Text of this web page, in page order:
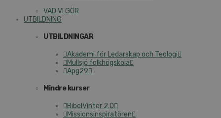
VAD VI GÖR
UTBILDNING
UTBILDNINGAR
Akademi för Ledarskap och Teologi
Mullsjö folkhögskola
Apg29
Mindre kurser
BibelVinter 2.0
Missionsinspiratören